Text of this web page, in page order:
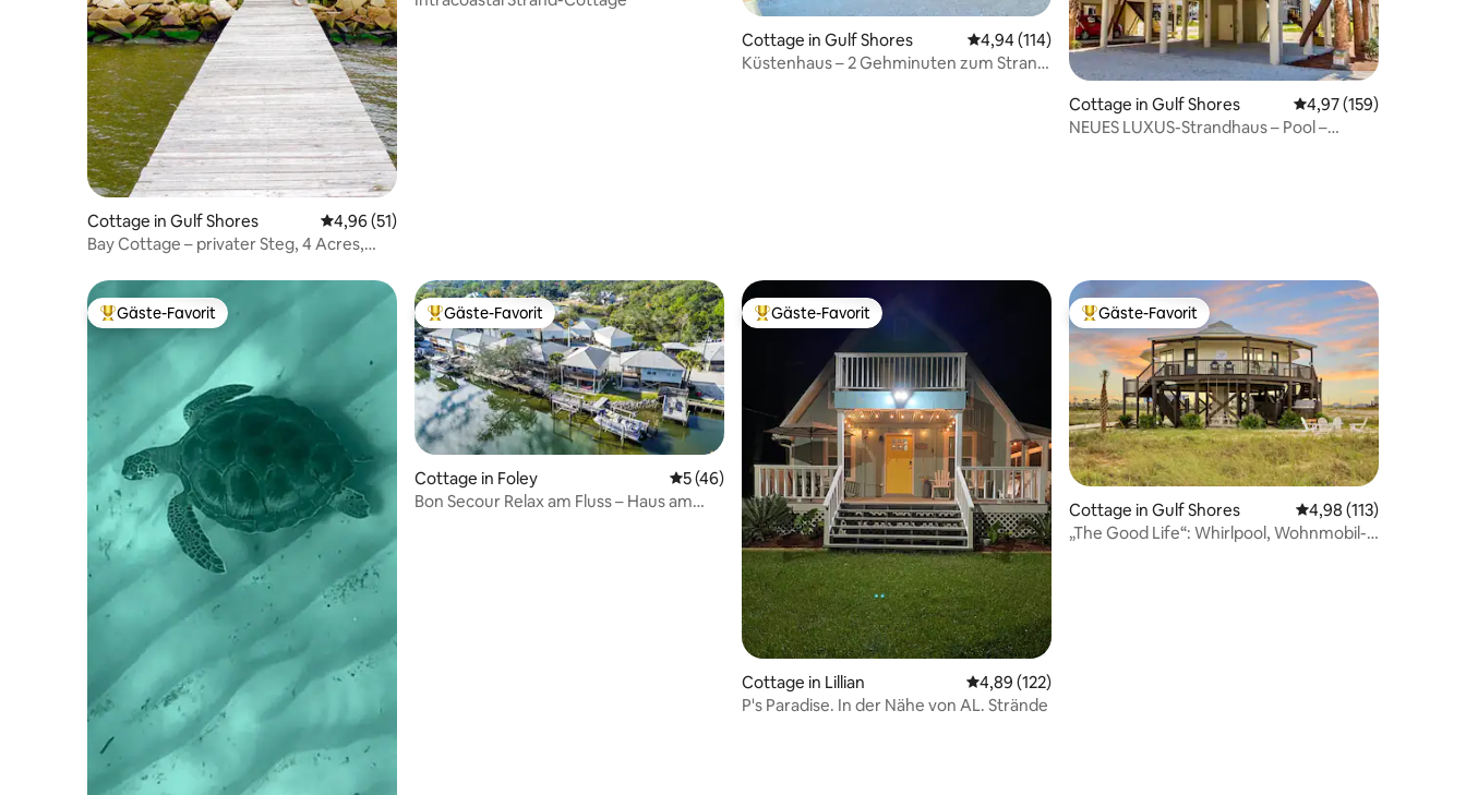
Cottage in Gulf Shores Durchschnittliche Bewertung: 4,96 von 5, 51 Bewertungen
4,96 (51)
Bay Cottage – privater Steg, 4 Acres,
Cottage in Gulf Shores Durchschnittliche Bewertung: 4,94 von 5, 114 Bewertungen
4,94 (114)
Küstenhaus – 2 Gehminuten zum Strand
Cottage in Gulf Shores Durchschnittliche
4,97 (159)
NEUES LUXUS-Strandhaus – Pool –
Beliebter Gäste-Favorit.
Gäste-Favorit Beliebter Gäste-Favorit.
Gäste-Favorit
Cottage in Foley Durchschnittliche Bewertung: 5 von 5, 46 Bewertungen
5 (46)
Bon Secour Relax am Fluss – Haus am
Beliebter Gäste-Favorit.
Gäste-Favorit
Cottage in Lillian Durchschnittliche Bewertung: 4,89 von 5, 122 Bewertungen
4,89 (122)
P's Paradise. In der Nähe von AL. Strände
Beliebter Gäste-Favorit.
Gäste-Favorit
Cottage in Gulf Shores Durchschnittliche
4,98 (113)
„The Good Life“: Whirlpool, Wohnmobil-